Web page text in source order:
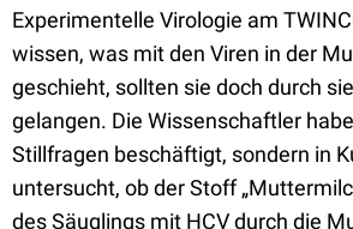
Experimentelle Virologie am
wissen, was mit den Viren in der
geschieht, sollten sie doch durch
gelangen. Die Wissenschaftler
Stillfragen beschäftigt, sondern in
untersucht, ob der Stoff
des Säuglings mit HCV durch die